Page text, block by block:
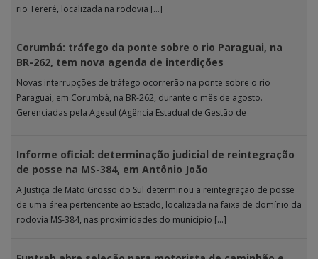
rio Tereré, localizada na rodovia […]
Corumbá: tráfego da ponte sobre o rio Paraguai, na
BR-262, tem nova agenda de interdições
Novas interrupções de tráfego ocorrerão na ponte sobre o rio
Paraguai, em Corumbá, na BR-262, durante o mês de agosto.
Gerenciadas pela Agesul (Agência Estadual de Gestão de
Informe oficial: determinação judicial de reintegração
de posse na MS-384, em Antônio João
A Justiça de Mato Grosso do Sul determinou a reintegração de posse
de uma área pertencente ao Estado, localizada na faixa de domínio da
rodovia MS-384, nas proximidades do município […]